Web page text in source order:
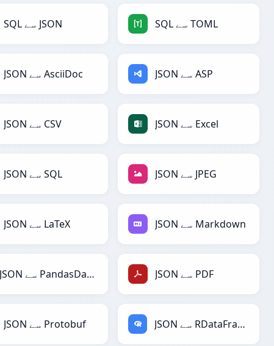
SQL سے JSON SQL سے TOML
JSON سے AsciiDoc JSON سے ASP
JSON سے CSV JSON سے Excel
JSON سے SQL JSON سے JPEG
JSON سے LaTeX JSON سے Markdown
JSON سے PandasDataFrame JSON سے PDF
JSON سے Protobuf JSON سے RDataFrame